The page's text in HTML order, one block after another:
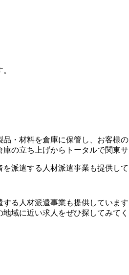
・材料を倉庫に保管し、お客様
の立ち上げからトータルで関東
派遣する人材派遣事業も提供して
る人材派遣事業も提供していま
域に近い求人をぜひ探してみてく